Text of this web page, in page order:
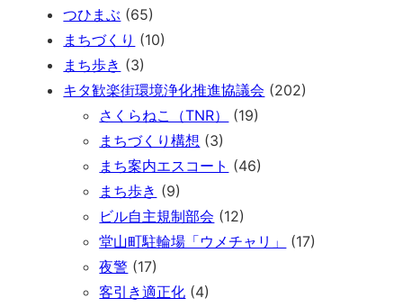
つひまぶ (65)
まちづくり (10)
まち歩き (3)
キタ歓楽街環境浄化推進協議会 (202)
さくらねこ（TNR）
(19)
まちづくり構想 (3)
まち案内エスコート (46)
まち歩き (9)
ビル自主規制部会 (12)
堂山町駐輪場「ウメチャリ」
(17)
夜警 (17)
客引き適正化 (4)